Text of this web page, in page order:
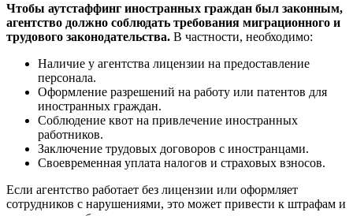
Чтобы аутстаффинг иностранных граждан был законным,
агентство должно соблюдать требования миграционного и
трудового законодательства. В частности, необходимо:
Наличие у агентства лицензии на предоставление
персонала.
Оформление разрешений на работу или патентов для
иностранных граждан.
Соблюдение квот на привлечение иностранных
работников.
Заключение трудовых договоров с иностранцами.
Своевременная уплата налогов и страховых взносов.
Если агентство работает без лицензии или оформляет
сотрудников с нарушениями, это может привести к штрафам и